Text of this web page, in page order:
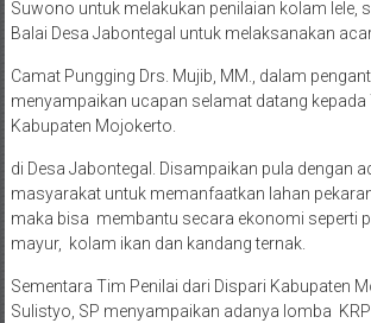
Suwono untuk melakukan penilaian kolam lele,
Balai Desa Jabontegal untuk melaksanakan
Camat Pungging Drs. Mujib, MM., dalam
menyampaikan ucapan selamat datang kepada
Kabupaten Mojokerto.
di Desa Jabontegal. Disampaikan pula dengan
masyarakat untuk memanfaatkan lahan
maka bisa membantu secara ekonomi seperti
mayur, kolam ikan dan kandang ternak.
Sementara Tim Penilai dari Dispari Kabupaten
Sulistyo, SP menyampaikan adanya lomba